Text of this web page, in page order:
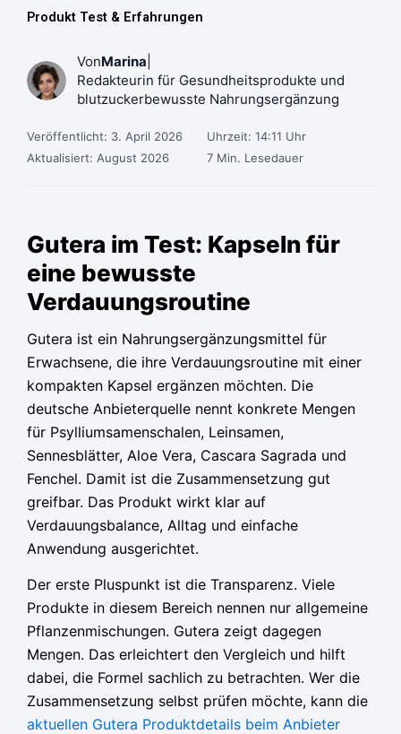
Produkt Test & Erfahrungen
VonMarina
Redakteurin für Gesundheitsprodukte und
blutzuckerbewusste Nahrungsergänzung
Veröffentlicht: 3. April 2026
Uhrzeit: 14:11 Uhr
Aktualisiert: August 2026
7 Min. Lesedauer
Gutera im Test: Kapseln für
eine bewusste
Verdauungsroutine
Gutera ist ein Nahrungsergänzungsmittel für
Erwachsene, die ihre Verdauungsroutine mit einer
kompakten Kapsel ergänzen möchten. Die
deutsche Anbieterquelle nennt konkrete Mengen
für Psylliumsamenschalen, Leinsamen,
Sennesblätter, Aloe Vera, Cascara Sagrada und
Fenchel. Damit ist die Zusammensetzung gut
greifbar. Das Produkt wirkt klar auf
Verdauungsbalance, Alltag und einfache
Anwendung ausgerichtet.
Der erste Pluspunkt ist die Transparenz. Viele
Produkte in diesem Bereich nennen nur allgemeine
Pflanzenmischungen. Gutera zeigt dagegen
Mengen. Das erleichtert den Vergleich und hilft
dabei, die Formel sachlich zu betrachten. Wer die
Zusammensetzung selbst prüfen möchte, kann die
aktuellen Gutera Produktdetails beim Anbieter
Preis
war:
59,90 €
Preis
ist:
Preis
war:
59,90 €
Preis
ist:
Preis
war:
59,90 €
Preis
ist: